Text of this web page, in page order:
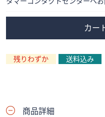
カー
残りわずか 送料込み
商品詳細